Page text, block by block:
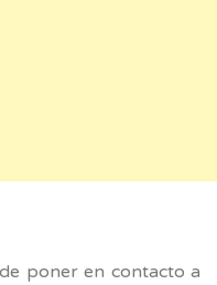
poner en contacto a